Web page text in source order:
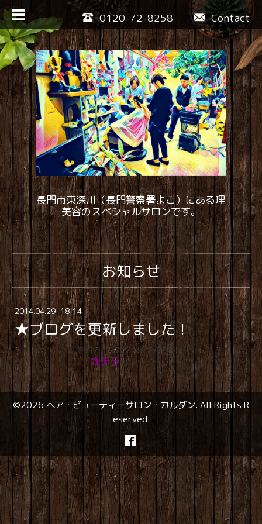
Contact
0120-72-8258
長門市東深川（長門警察署よこ）にある理
美容のスペシャルサロンです。
お知らせ
2014.04.29 18:14
★ブログを更新しました！
刈男の「今はフェンスの横。」
コチラからどうぞ！！
©2026 ヘア・ビューティーサロン・カルダン. All Rights R
eserved.